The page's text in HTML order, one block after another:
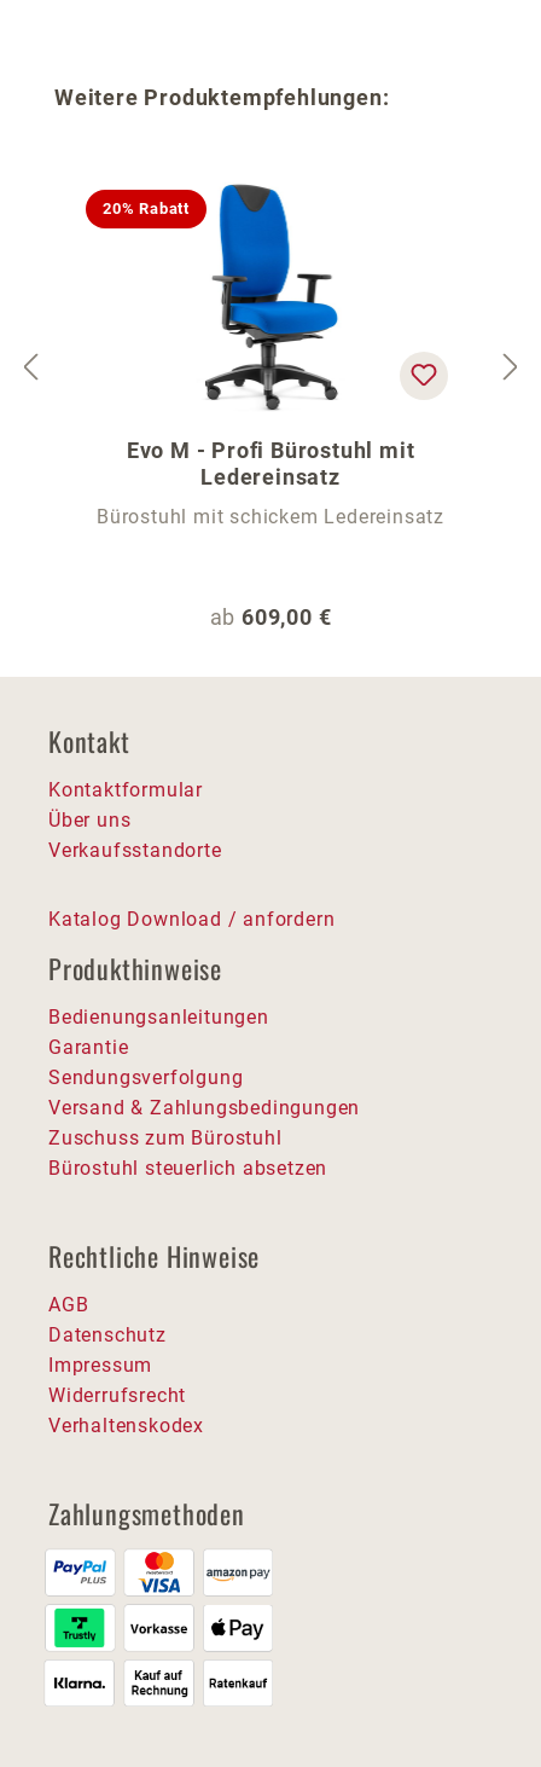
Produktgalerie überspringen
Weitere Produktempfehlungen:
20% Rabatt
Evo M - Profi Bürostuhl mit
Ledereinsatz
Bürostuhl mit schickem Ledereinsatz
Regulärer Preis:
ab 609,00 €
Kontakt
Kontaktformular
Über uns
Verkaufsstandorte
Katalog Download / anfordern
Produkthinweise
Bedienungsanleitungen
Garantie
Sendungsverfolgung
Versand & Zahlungsbedingungen
Zuschuss zum Bürostuhl
Bürostuhl steuerlich absetzen
Rechtliche Hinweise
AGB
Datenschutz
Impressum
Widerrufsrecht
Verhaltenskodex
Zahlungsmethoden